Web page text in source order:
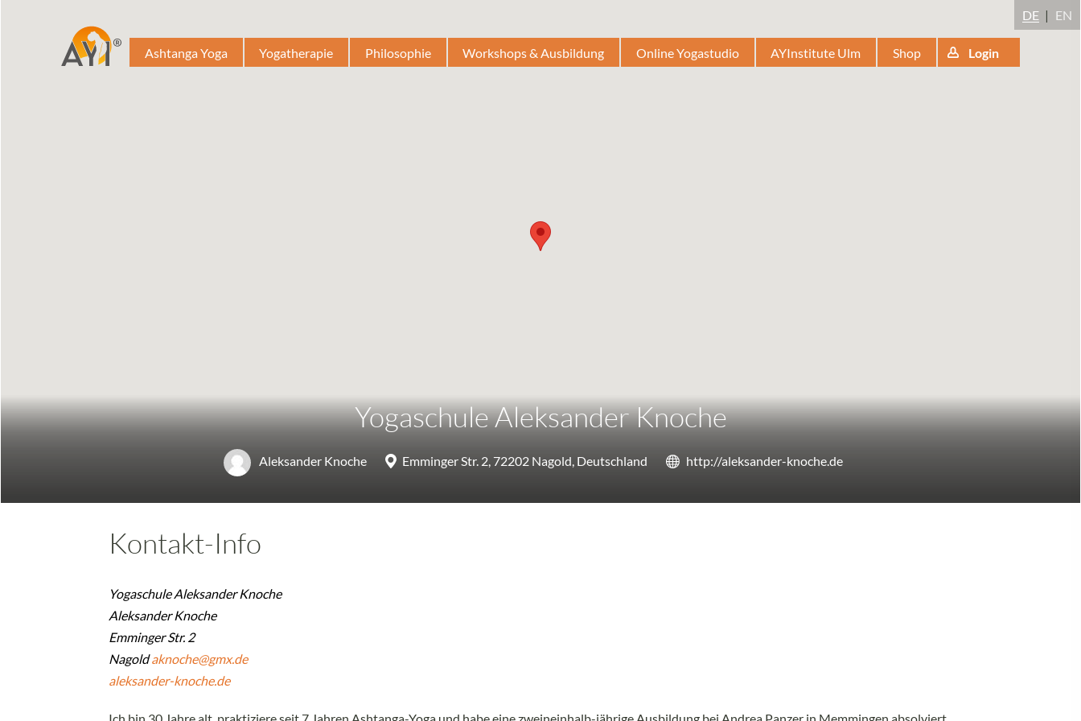
DE EN
Ashtanga Yoga Yogatherapie Philosophie Workshops & Ausbildung Online Yogastudio AYInstitute Ulm Shop Login
Yogaschule Aleksander Knoche
Aleksander Knoche Emminger Str. 2, 72202 Nagold, Deutschland http://aleksander-knoche.de
Kontakt-Info
Yogaschule Aleksander Knoche
Aleksander Knoche
Emminger Str. 2
Nagoldaknoche@gmx.de
aleksander-knoche.de